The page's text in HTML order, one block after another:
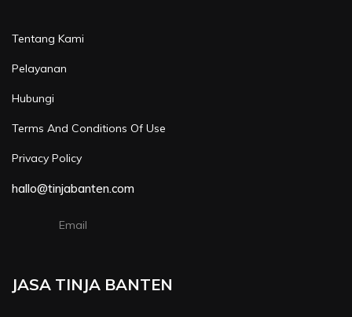
Tentang Kami
Pelayanan
Hubungi
Terms And Conditions Of Use
Privacy Policy
hallo@tinjabanten.com
Email
JASA TINJA BANTEN